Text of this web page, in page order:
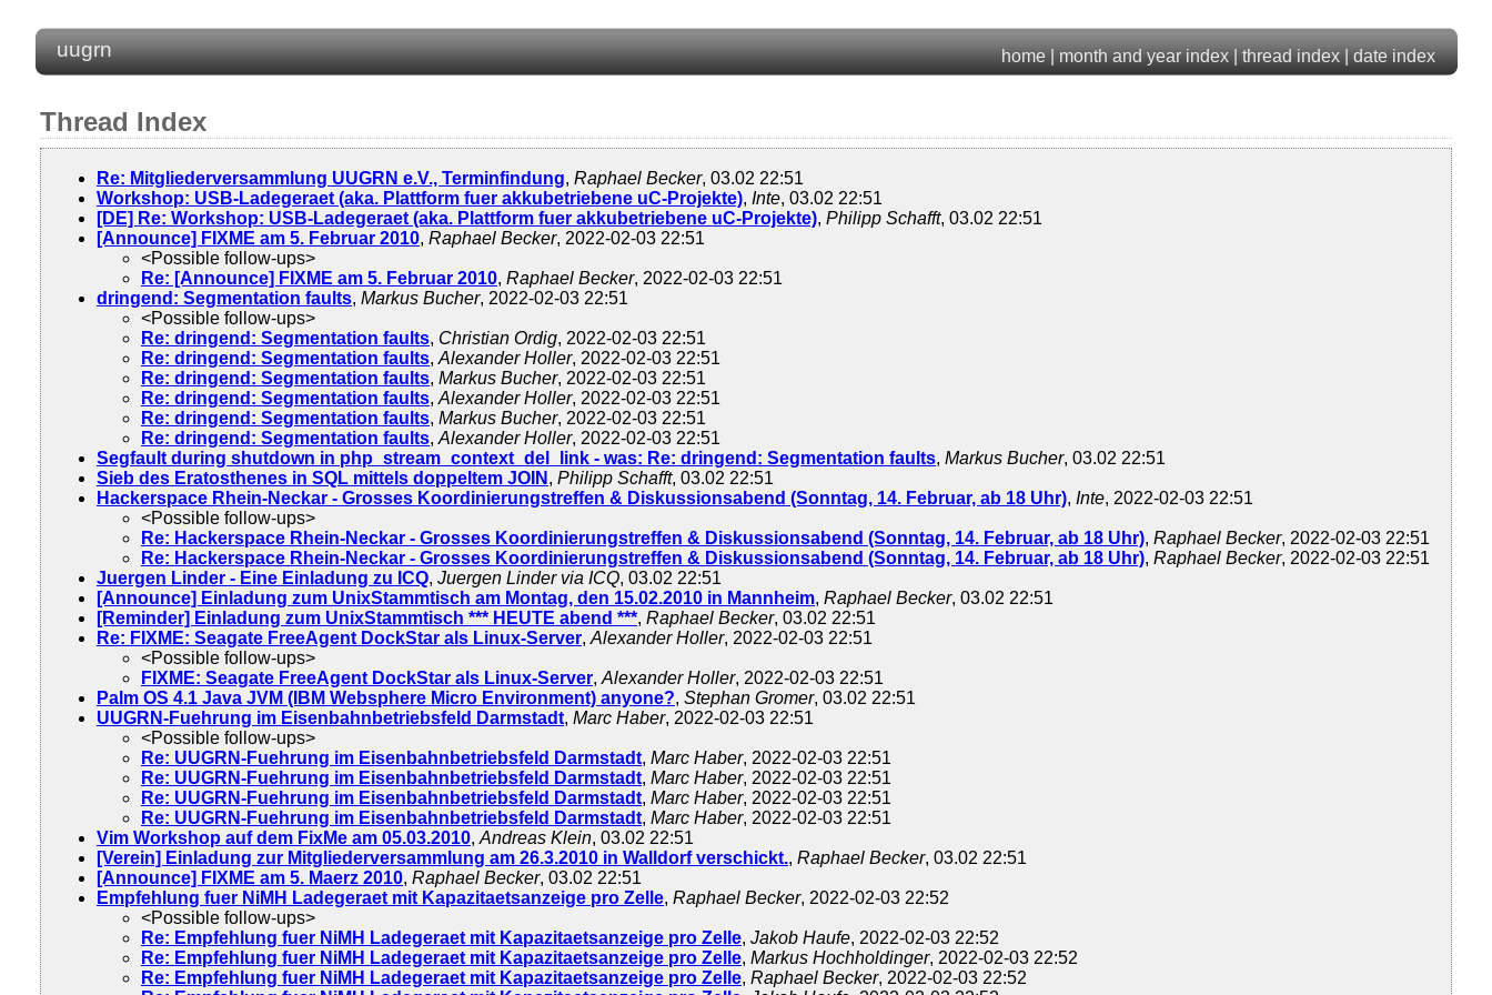
uugrn home|month and year index|thread index|date index
Thread Index
Re: Mitgliederversammlung UUGRN e.V., Terminfindung, Raphael Becker, 03.02 22:51
Workshop: USB-Ladegeraet (aka. Plattform fuer akkubetriebene uC-Projekte), Inte, 03.02 22:51
[DE] Re: Workshop: USB-Ladegeraet (aka. Plattform fuer akkubetriebene uC-Projekte), Philipp Schafft, 03.02 22:51
[Announce] FIXME am 5. Februar 2010, Raphael Becker, 2022-02-03 22:51
<Possible follow-ups>
Re: [Announce] FIXME am 5. Februar 2010, Raphael Becker, 2022-02-03 22:51
dringend: Segmentation faults, Markus Bucher, 2022-02-03 22:51
<Possible follow-ups>
Re: dringend: Segmentation faults, Christian Ordig, 2022-02-03 22:51
Re: dringend: Segmentation faults, Alexander Holler, 2022-02-03 22:51
Re: dringend: Segmentation faults, Markus Bucher, 2022-02-03 22:51
Re: dringend: Segmentation faults, Alexander Holler, 2022-02-03 22:51
Re: dringend: Segmentation faults, Markus Bucher, 2022-02-03 22:51
Re: dringend: Segmentation faults, Alexander Holler, 2022-02-03 22:51
Segfault during shutdown in php_stream_context_del_link - was: Re: dringend: Segmentation faults, Markus Bucher, 03.02 22:51
Sieb des Eratosthenes in SQL mittels doppeltem JOIN , Philipp Schafft, 03.02 22:51
Hackerspace Rhein-Neckar - Grosses Koordinierungstreffen & Diskussionsabend (Sonntag, 14. Februar, ab 18 Uhr), Inte, 2022-02-03 22:51
<Possible follow-ups>
Re: Hackerspace Rhein-Neckar - Grosses Koordinierungstreffen & Diskussionsabend (Sonntag, 14. Februar, ab 18 Uhr), Raphael Becker, 2022-02-03 22:51
Re: Hackerspace Rhein-Neckar - Grosses Koordinierungstreffen & Diskussionsabend (Sonntag, 14. Februar, ab 18 Uhr), Raphael Becker, 2022-02-03 22:51
Juergen Linder - Eine Einladung zu ICQ, Juergen Linder via ICQ, 03.02 22:51
[Announce] Einladung zum UnixStammtisch am Montag, den 15.02.2010 in Mannheim, Raphael Becker, 03.02 22:51
[Reminder] Einladung zum UnixStammtisch *** HEUTE abend ***, Raphael Becker, 03.02 22:51
Re: FIXME: Seagate FreeAgent DockStar als Linux-Server, Alexander Holler, 2022-02-03 22:51
<Possible follow-ups>
FIXME: Seagate FreeAgent DockStar als Linux-Server, Alexander Holler, 2022-02-03 22:51
Palm OS 4.1 Java JVM (IBM Websphere Micro Environment) anyone?, Stephan Gromer, 03.02 22:51
UUGRN-Fuehrung im Eisenbahnbetriebsfeld Darmstadt, Marc Haber, 2022-02-03 22:51
<Possible follow-ups>
Re: UUGRN-Fuehrung im Eisenbahnbetriebsfeld Darmstadt, Marc Haber, 2022-02-03 22:51
Re: UUGRN-Fuehrung im Eisenbahnbetriebsfeld Darmstadt, Marc Haber, 2022-02-03 22:51
Re: UUGRN-Fuehrung im Eisenbahnbetriebsfeld Darmstadt, Marc Haber, 2022-02-03 22:51
Re: UUGRN-Fuehrung im Eisenbahnbetriebsfeld Darmstadt, Marc Haber, 2022-02-03 22:51
Vim Workshop auf dem FixMe am 05.03.2010, Andreas Klein, 03.02 22:51
[Verein] Einladung zur Mitgliederversammlung am 26.3.2010 in Walldorf verschickt., Raphael Becker, 03.02 22:51
[Announce] FIXME am 5. Maerz 2010, Raphael Becker, 03.02 22:51
Empfehlung fuer NiMH Ladegeraet mit Kapazitaetsanzeige pro Zelle, Raphael Becker, 2022-02-03 22:52
<Possible follow-ups>
Re: Empfehlung fuer NiMH Ladegeraet mit Kapazitaetsanzeige pro Zelle, Jakob Haufe, 2022-02-03 22:52
Re: Empfehlung fuer NiMH Ladegeraet mit Kapazitaetsanzeige pro Zelle, Markus Hochholdinger, 2022-02-03 22:52
Re: Empfehlung fuer NiMH Ladegeraet mit Kapazitaetsanzeige pro Zelle, Raphael Becker, 2022-02-03 22:52